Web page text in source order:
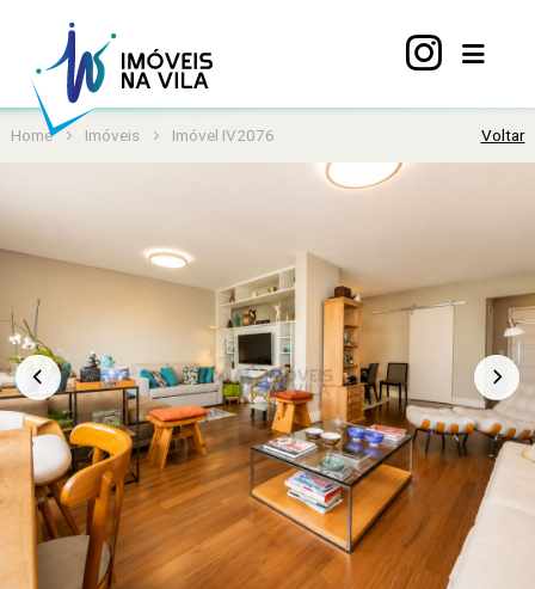
Vila
Mariana
Viva
Vila
Sobre
nós
Contato
Home Imóveis Imóvel IV2076 Voltar